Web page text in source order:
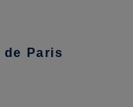
de Paris